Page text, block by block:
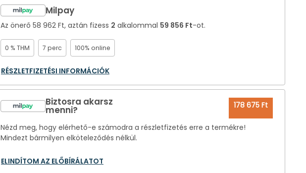
Milpay
Az önerő 58 962 Ft, aztán fizess 2 alkalommal 59 856 Ft-ot.
0 % THM 7 perc 100% online
RÉSZLETFIZETÉSI INFORMÁCIÓK
Biztosra akarsz
menni? 178 675 Ft
Nézd meg, hogy elérhető-e számodra a részletfizetés erre a termékre!
Mindezt bármilyen elköteleződés nélkül.
ELINDÍTOM AZ ELŐBÍRÁLATOT